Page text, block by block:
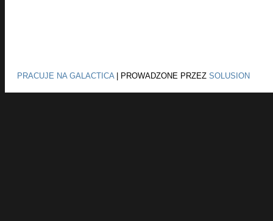
PRACUJE NA GALACTICA| PROWADZONE PRZEZ SOLUSION